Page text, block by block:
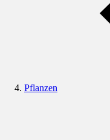
Pflanzen